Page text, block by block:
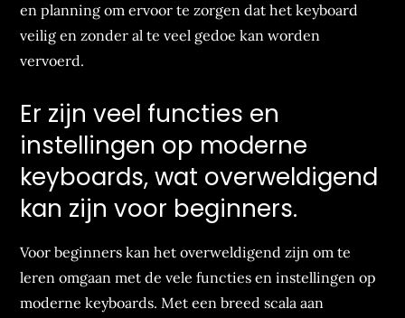
en planning om ervoor te zorgen dat het keyboard
veilig en zonder al te veel gedoe kan worden
vervoerd.
Er zijn veel functies en
instellingen op moderne
keyboards, wat overweldigend
kan zijn voor beginners.
Voor beginners kan het overweldigend zijn om te
leren omgaan met de vele functies en instellingen op
moderne keyboards. Met een breed scala aan